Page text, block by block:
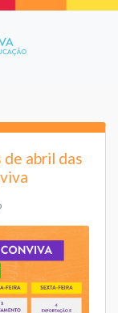
de abril das